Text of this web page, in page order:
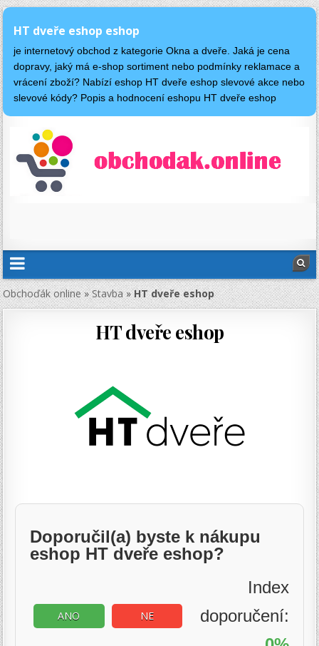
HT dveře eshop eshop
je internetový obchod z kategorie Okna a dveře. Jaká je cena
dopravy, jaký má e-shop sortiment nebo podmínky reklamace a
vrácení zboží? Nabízí eshop HT dveře eshop slevové akce nebo
slevové kódy? Popis a hodnocení eshopu HT dveře eshop
Obchoďák online»Stavba»HT dveře eshop
HT dveře eshop
Doporučil(a) byste k nákupu
eshop HT dveře eshop?
ANO NE
Index
doporučení: